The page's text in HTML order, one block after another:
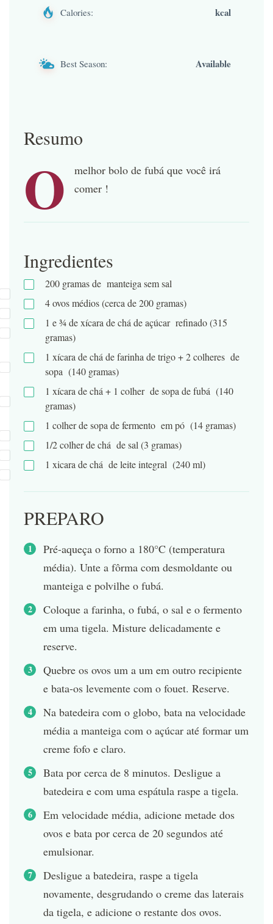
Calories: kcal
Best Season: Available
Resumo
O
melhor bolo de fubá que você irá
comer !
Ingredientes
200 gramas de manteiga sem sal
4 ovos médios (cerca de 200 gramas)
1 e ¾ de xícara de chá de açúcar refinado (315
gramas)
1 xícara de chá de farinha de trigo + 2 colheres de
sopa (140 gramas)
1 xícara de chá + 1 colher de sopa de fubá (140
gramas)
1 colher de sopa de fermento em pó (14 gramas)
1/2 colher de chá de sal (3 gramas)
1 xicara de chá de leite integral (240 ml)
PREPARO
Pré-aqueça o forno a 180°C (temperatura
média). Unte a fôrma com desmoldante ou
manteiga e polvilhe o fubá.
Coloque a farinha, o fubá, o sal e o fermento
em uma tigela. Misture delicadamente e
reserve.
Quebre os ovos um a um em outro recipiente
e bata-os levemente com o fouet. Reserve.
Na batedeira com o globo, bata na velocidade
média a manteiga com o açúcar até formar um
creme fofo e claro.
Bata por cerca de 8 minutos. Desligue a
batedeira e com uma espátula raspe a tigela.
Em velocidade média, adicione metade dos
ovos e bata por cerca de 20 segundos até
emulsionar.
Desligue a batedeira, raspe a tigela
novamente, desgrudando o creme das laterais
da tigela, e adicione o restante dos ovos.